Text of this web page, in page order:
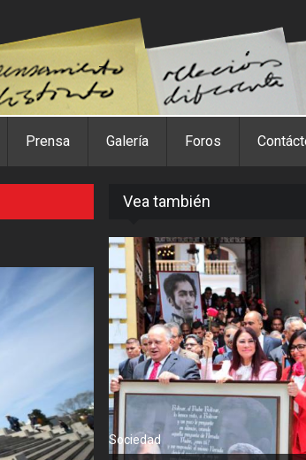
Prensa Galería Foros
Vea también
Sociedad